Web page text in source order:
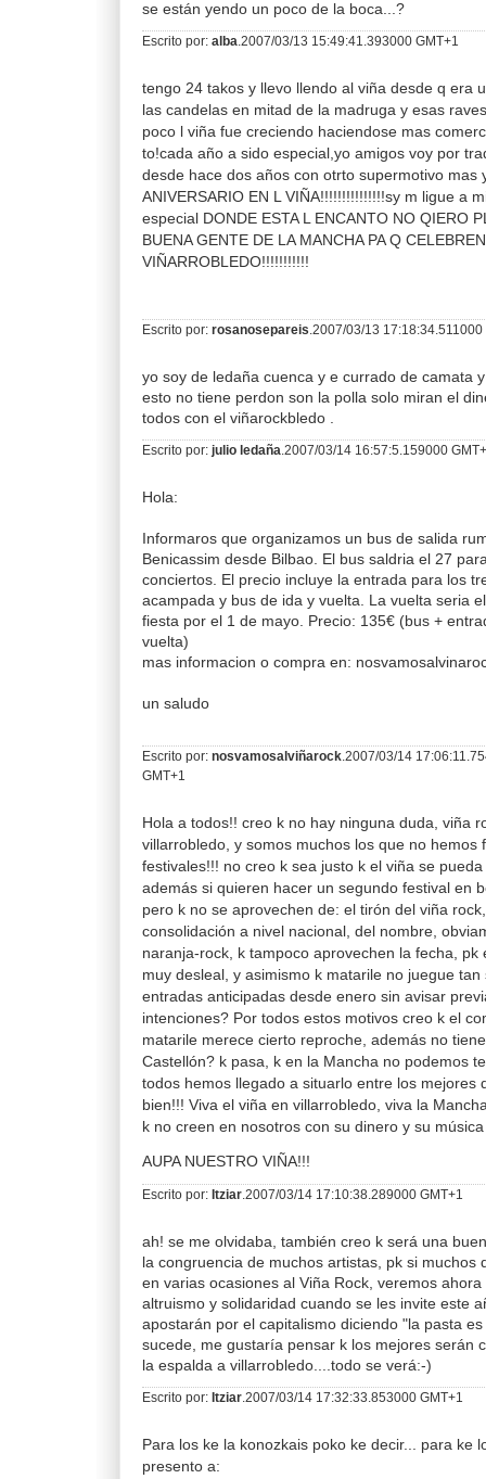
se están yendo un poco de la boca...?
Escrito por: alba .2007/03/13 15:49:41.393000 GMT+1
tengo 24 takos y llevo llendo al viña desde q era
las candelas en mitad de la madruga y esas
poco l viña fue creciendo haciendose mas
to!cada año a sido especial,yo amigos voy por
desde hace dos años con otrto supermotivo mas
ANIVERSARIO EN L VIÑA!!!!!!!!!!!!!!!sy m ligue a
especial DONDE ESTA L ENCANTO NO QIERO
BUENA GENTE DE LA MANCHA PA Q
VIÑARROBLEDO!!!!!!!!!!!
Escrito por: rosanosepareis .2007/03/13 17:18:34.511000
yo soy de ledaña cuenca y e currado de camata
esto no tiene perdon son la polla solo miran el
todos con el viñarockbledo .
Escrito por: julio ledaña .2007/03/14 16:57:5.159000
Hola:
Informaros que organizamos un bus de salida
Benicassim desde Bilbao. El bus saldria el 27
conciertos. El precio incluye la entrada para los
acampada y bus de ida y vuelta. La vuelta seria
fiesta por el 1 de mayo. Precio: 135€ (bus +
vuelta)
mas informacion o compra en:
un saludo
Escrito por: nosvamosalviñarock .2007/03/14
GMT+1
Hola a todos!! creo k no hay ninguna duda, viña
villarrobledo, y somos muchos los que no hemos
festivales!!! no creo k sea justo k el viña se
además si quieren hacer un segundo festival en
pero k no se aprovechen de: el tirón del viña
consolidación a nivel nacional, del nombre,
naranja-rock, k tampoco aprovechen la fecha, pk
muy desleal, y asimismo k matarile no juegue
entradas anticipadas desde enero sin avisar
intenciones? Por todos estos motivos creo k el
matarile merece cierto reproche, además no
Castellón? k pasa, k en la Mancha no podemos
todos hemos llegado a situarlo entre los mejores
bien!!! Viva el viña en villarrobledo, viva la
k no creen en nosotros con su dinero y su
AUPA NUESTRO VIÑA!!!
Escrito por: Itziar .2007/03/14 17:10:38.289000 GMT+1
ah! se me olvidaba, también creo k será una
la congruencia de muchos artistas, pk si muchos
en varias ocasiones al Viña Rock, veremos
altruismo y solidaridad cuando se les invite este
apostarán por el capitalismo diciendo "la pasta
sucede, me gustaría pensar k los mejores serán
la espalda a villarrobledo....todo se verá:-)
Escrito por: Itziar .2007/03/14 17:32:33.853000 GMT+1
Para los ke la konozkais poko ke decir... para ke
presento a: